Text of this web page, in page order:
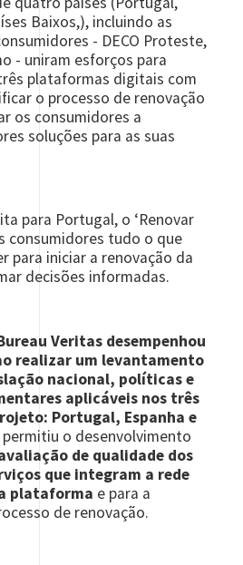
Baixos,), incluindo as
- DECO Proteste,
- uniram esforços para
plataformas digitais com
o processo de renovação
os consumidores a
soluções para as suas
para Portugal, o ‘Renovar
consumidores tudo o que
para iniciar a renovação da
decisões informadas.
Veritas desempenhou
realizar um levantamento
nacional, políticas e
aplicáveis nos três
Portugal, Espanha e
permitiu o desenvolvimento
de qualidade dos
que integram a rede
plataforma e para a
de renovação.